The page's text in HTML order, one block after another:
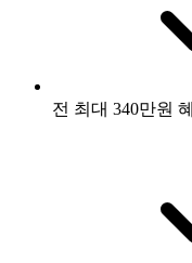
전 최대 340만원